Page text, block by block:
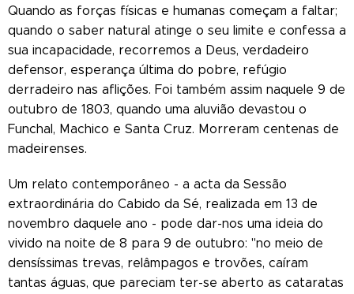
Quando as forças físicas e humanas começam a faltar;
quando o saber natural atinge o seu limite e confessa a
sua incapacidade, recorremos a Deus, verdadeiro
defensor, esperança última do pobre, refúgio
derradeiro nas aflições. Foi também assim naquele 9 de
outubro de 1803, quando uma aluvião devastou o
Funchal, Machico e Santa Cruz. Morreram centenas de
madeirenses.
Um relato contemporâneo - a acta da Sessão
extraordinária do Cabido da Sé, realizada em 13 de
novembro daquele ano - pode dar-nos uma ideia do
vivido na noite de 8 para 9 de outubro: "no meio de
densíssimas trevas, relâmpagos e trovões, caíram
tantas águas, que pareciam ter-se aberto as cataratas